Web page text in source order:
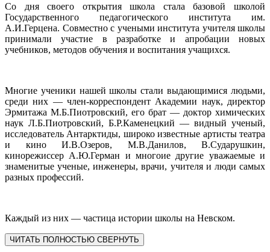
Со дня своего открытия школа стала базовой школой
Государственного педагогического института им.
А.И.Герцена. Совместно с учеными института учителя школы
принимали участие в разработке и апробации новых
учебников, методов обучения и воспитания учащихся.
Многие ученики нашей школы стали выдающимися людьми,
среди них — член-корреспондент Академии наук, директор
Эрмитажа М.Б.Пиотровский, его брат — доктор химических
наук Л.Б.Пиотровский, Б.Р.Каменецкий — видный ученый,
исследователь Антарктиды, широко известные артисты театра
и кино И.В.Озеров, М.В.Данилов, В.Сударушкин,
кинорежиссер А.Ю.Герман и многоие другие уважаемые и
знаменитые ученые, инженеры, врачи, учителя и люди самых
разных профессий.
Каждый из них — частица истории школы на Невском.
ЧИТАТЬ ПОЛНОСТЬЮ СВЕРНУТЬ